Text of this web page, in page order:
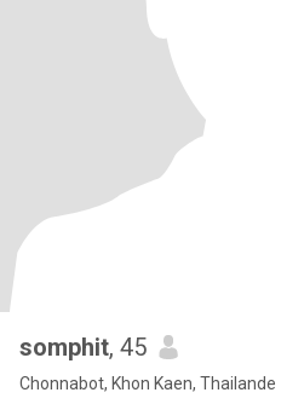
somphit, 45
Chonnabot, Khon Kaen, Thailande